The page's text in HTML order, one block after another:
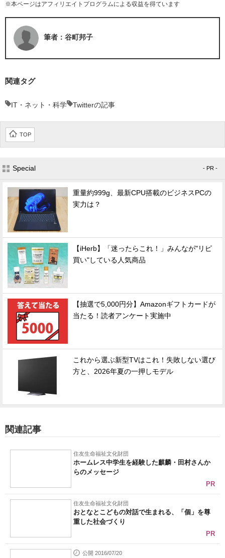
※本ページはアフィリエイトプログラムによる収益を得ています
筆者：谷町邦子
関連タグ
IT・ネット・科学 Twitterの記事
TOP
Special - PR -
重量約999g、最新CPU搭載のビジネスPCの
実力は？
【iHerb】「迷ったらこれ！」みんなが"リピ
買い"している人気商品
【抽選で5,000円分】Amazonギフトカードが
当たる！読者アンケート実施中
これから選ぶ新型TVはこれ！失敗しない選び
方と、2026年夏の一押しモデル
関連記事
住友生命福祉文化財団
ホームレス中学生を経験した麒麟・田村さんか
らのメッセージ
PR
住友生命福祉文化財団
おとなとこどもの対話で生まれる、「個」を尊
重した社会づくり
PR
公開 2016/07/20